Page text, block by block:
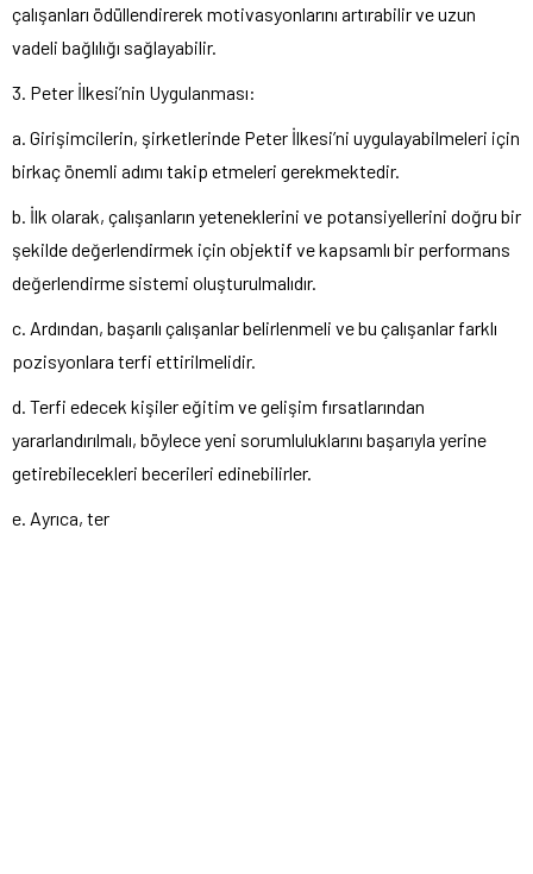
çalışanları ödüllendirerek motivasyonlarını artırabilir ve uzun
vadeli bağlılığı sağlayabilir.
3. Peter İlkesi’nin Uygulanması:
a. Girişimcilerin, şirketlerinde Peter İlkesi’ni uygulayabilmeleri için
birkaç önemli adımı takip etmeleri gerekmektedir.
b. İlk olarak, çalışanların yeteneklerini ve potansiyellerini doğru bir
şekilde değerlendirmek için objektif ve kapsamlı bir performans
değerlendirme sistemi oluşturulmalıdır.
c. Ardından, başarılı çalışanlar belirlenmeli ve bu çalışanlar farklı
pozisyonlara terfi ettirilmelidir.
d. Terfi edecek kişiler eğitim ve gelişim fırsatlarından
yararlandırılmalı, böylece yeni sorumluluklarını başarıyla yerine
getirebilecekleri becerileri edinebilirler.
e. Ayrıca, ter